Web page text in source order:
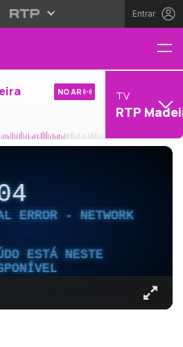
Entrar
NO AR TV
RTP
ERROR - NETWORK
ESTÁ NESTE